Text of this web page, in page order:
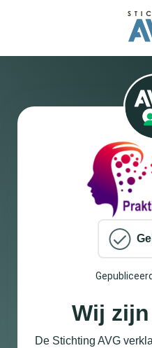
Wij zijn
De Stichting AVG